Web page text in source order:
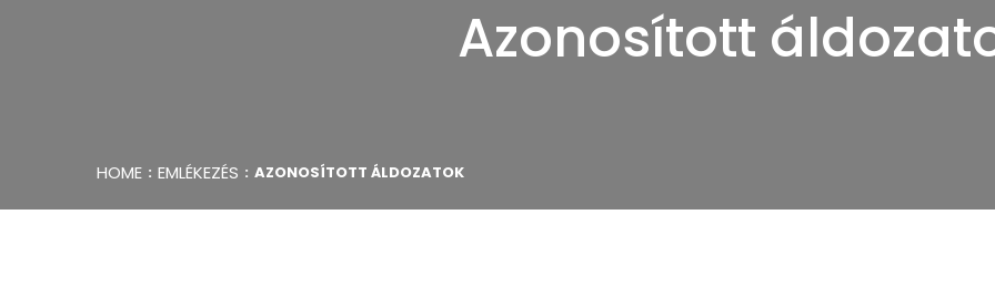
Azonosított
HOME EMLÉKEZÉS AZONOSÍTOTT ÁLDOZATOK